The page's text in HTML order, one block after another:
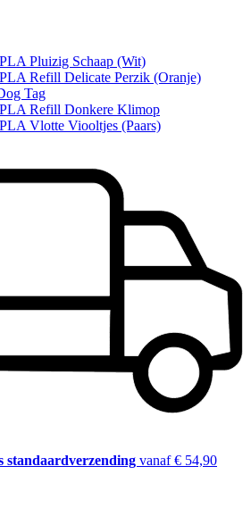
Pluizig Schaap (Wit)
Refill Delicate Perzik (Oranje)
Tag
Refill Donkere Klimop
Vlotte Viooltjes (Paars)
standaardverzending vanaf € 54,90